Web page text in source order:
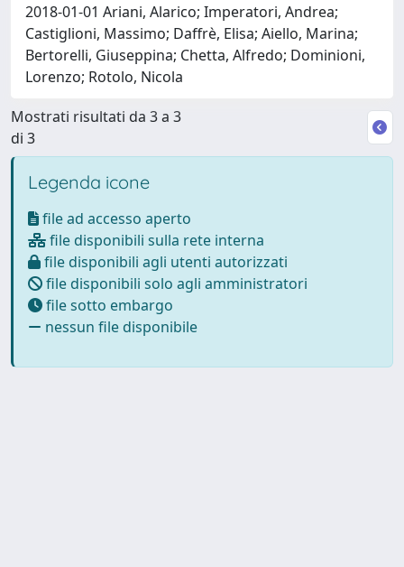
2018-01-01 Ariani, Alarico; Imperatori, Andrea;
Castiglioni, Massimo; Daffrè, Elisa; Aiello, Marina;
Bertorelli, Giuseppina; Chetta, Alfredo; Dominioni,
Lorenzo; Rotolo, Nicola
Mostrati risultati da 3 a 3
di 3
Legenda icone
file ad accesso aperto
file disponibili sulla rete interna
file disponibili agli utenti autorizzati
file disponibili solo agli amministratori
file sotto embargo
nessun file disponibile